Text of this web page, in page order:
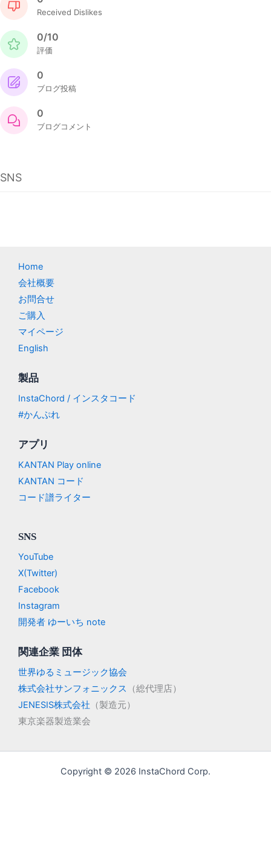
Received Dislikes
0/10
評価
0
ブログ投稿
0
ブログコメント
SNS
Home
会社概要
お問合せ
ご購入
マイページ
English
製品
InstaChord / インスタコード
#かんぷれ
アプリ
KANTAN Play online
KANTAN コード
コード譜ライター
SNS
YouTube
X(Twitter)
Facebook
Instagram
開発者 ゆーいち note
関連企業 団体
世界ゆるミュージック協会
株式会社サンフォニックス
（総代理店）
JENESIS株式会社 （製造元）
東京楽器製造業会
Copyright © 2026 InstaChord Corp.